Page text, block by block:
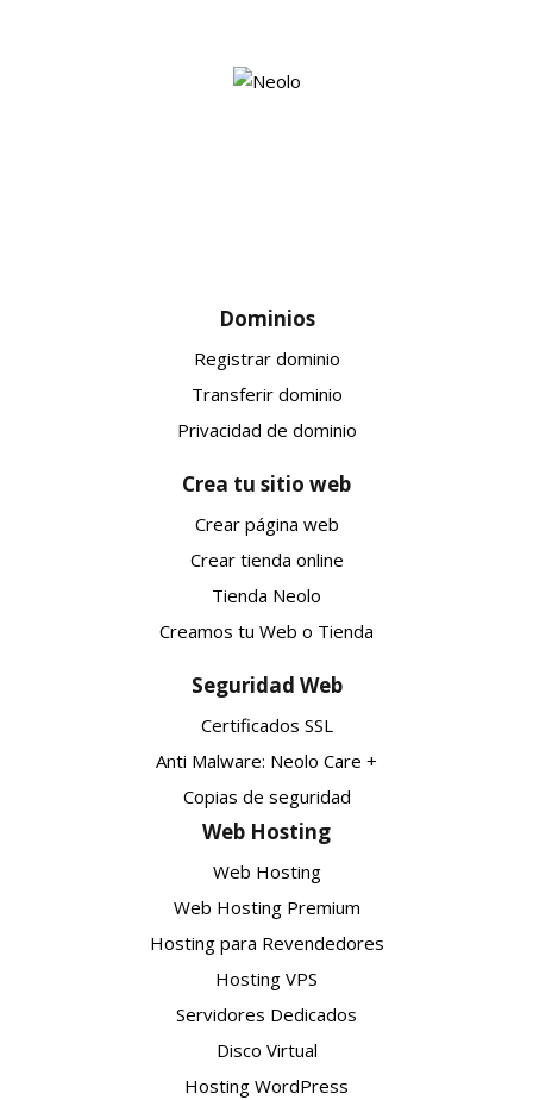
Dominios
Registrar dominio
Transferir dominio
Privacidad de dominio
Crea tu sitio web
Crear página web
Crear tienda online
Tienda Neolo
Creamos tu Web o Tienda
Seguridad Web
Certificados SSL
Anti Malware: Neolo Care +
Copias de seguridad
Web Hosting
Web Hosting
Web Hosting Premium
Hosting para Revendedores
Hosting VPS
Servidores Dedicados
Disco Virtual
Hosting WordPress